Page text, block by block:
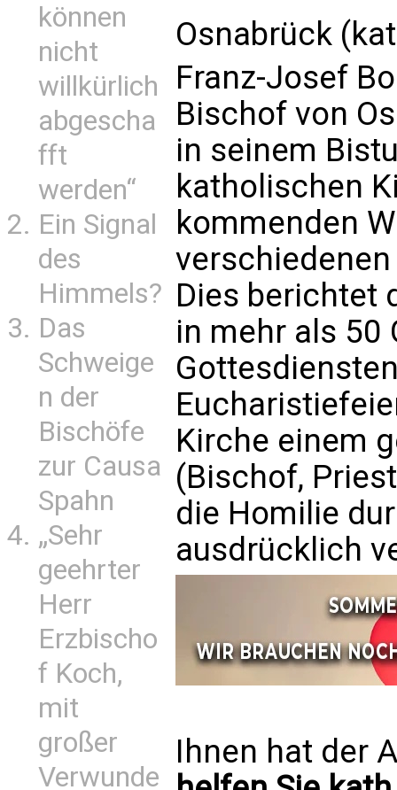
können
nicht
willkürlich
abgescha
fft
werden“
Ein Signal
des
Himmels?
Das
Schweige
n der
Bischöfe
zur Causa
Spahn
„Sehr
geehrter
Herr
Erzbischo
f Koch,
mit
großer
Verwunde
Osnabrück
Franz-Josef
Bischof von
in seinem
katholischen
kommenden
Dies berichtet
in mehr als 50
Kirche einem
(Bischof,
die Homilie
ausdrücklich
Ihnen hat der